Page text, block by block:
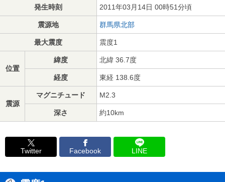
発生時刻 2011年03月14日 00時51分頃
震源地 群馬県北部
最大震度 震度1
位置
緯度 北緯 36.7度
経度 東経 138.6度
震源
マグニチュード M2.3
深さ 約10km
Twitter Facebook LINE